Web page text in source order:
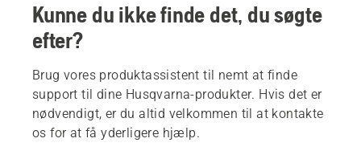
Kunne du ikke finde det, du søgte
efter?
Brug vores produktassistent til nemt at finde
support til dine Husqvarna-produkter. Hvis det er
nødvendigt, er du altid velkommen til at kontakte
os for at få yderligere hjælp.